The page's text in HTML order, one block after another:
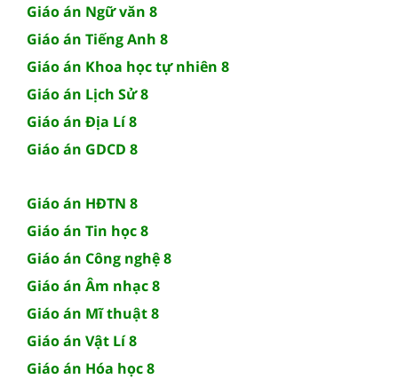
Giáo án Ngữ văn 8
Giáo án Tiếng Anh 8
Giáo án Khoa học tự nhiên 8
Giáo án Lịch Sử 8
Giáo án Địa Lí 8
Giáo án GDCD 8
Giáo án HĐTN 8
Giáo án Tin học 8
Giáo án Công nghệ 8
Giáo án Âm nhạc 8
Giáo án Mĩ thuật 8
Giáo án Vật Lí 8
Giáo án Hóa học 8